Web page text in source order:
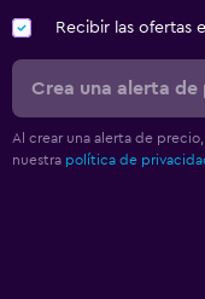
Recibir las ofertas
Crea una alerta de
Al crear una alerta de
nuestra política de